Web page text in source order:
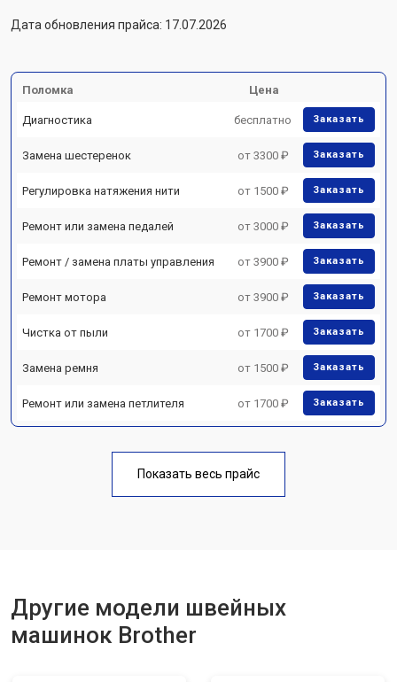
Дата обновления прайса: 17.07.2026
Поломка Цена
Диагностика бесплатно Заказать
Замена шестеренок от 3300 ₽ Заказать
Регулировка натяжения нити от 1500 ₽ Заказать
Ремонт или замена педалей от 3000 ₽ Заказать
Ремонт / замена платы управления от 3900 ₽ Заказать
Ремонт мотора от 3900 ₽ Заказать
Чистка от пыли от 1700 ₽ Заказать
Замена ремня от 1500 ₽ Заказать
Ремонт или замена петлителя от 1700 ₽ Заказать
Показать весь прайс
Другие модели швейных
машинок Brother